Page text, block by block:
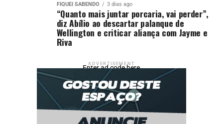
FIQUEI SABENDO 3 dias ago
“Quanto mais juntar porcaria, vai perder”,
diz Abílio ao descartar palanque de
Wellington e criticar aliança com Jayme e
Riva
ADVERTISEMENT
Enter ad code here